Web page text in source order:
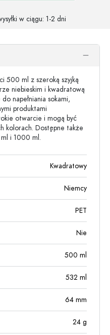
w ciągu: 1-2 dni
500 ml z szeroką szyjką
niebieskim i kwadratową
napełniania sokami,
produktami
otwarcie i mogą być
kolorach. Dostępne także
i 1000 ml.
Kwadratowy
Niemcy
PET
Nie
500 ml
532 ml
64 mm
24 g